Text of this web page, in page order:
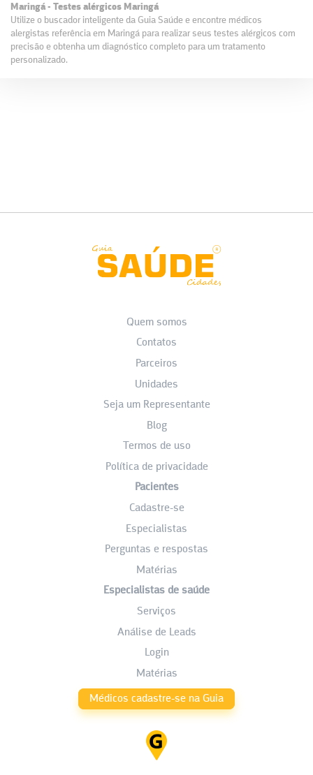
Maringá - Testes alérgicos Maringá
Utilize o buscador inteligente da Guia Saúde e encontre médicos
alergistas referência em Maringá para realizar seus testes alérgicos com
precisão e obtenha um diagnóstico completo para um tratamento
personalizado.
Quem somos
Contatos
Parceiros
Unidades
Seja um Representante
Blog
Termos de uso
Política de privacidade
Pacientes
Cadastre-se
Especialistas
Perguntas e respostas
Matérias
Especialistas de saúde
Serviços
Análise de Leads
Login
Matérias
Médicos cadastre-se na Guia